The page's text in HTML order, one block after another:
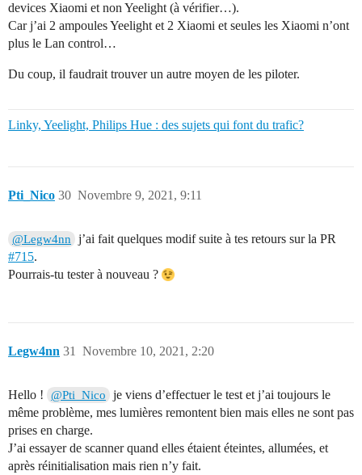
devices Xiaomi et non Yeelight (à vérifier…).
Car j’ai 2 ampoules Yeelight et 2 Xiaomi et seules les Xiaomi n’ont
plus le Lan control…
Du coup, il faudrait trouver un autre moyen de les piloter.
Linky, Yeelight, Philips Hue : des sujets qui font du trafic?
Pti_Nico Novembre 9, 2021, 9:11
30
@Legw4nn
j’ai fait quelques modif suite à tes retours sur la PR
#715.
Pourrais-tu tester à nouveau ?
Legw4nn Novembre 10, 2021, 2:20
31
Hello ! @Pti_Nico
je viens d’effectuer le test et j’ai toujours le
même problème, mes lumières remontent bien mais elles ne sont pas
prises en charge.
J’ai essayer de scanner quand elles étaient éteintes, allumées, et
après réinitialisation mais rien n’y fait.